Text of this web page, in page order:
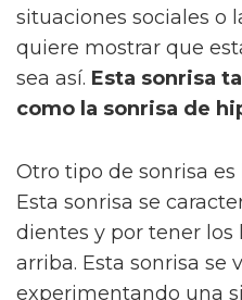
situaciones sociales o
quiere mostrar que
sea así. Esta sonrisa
como la sonrisa de
Otro tipo de sonrisa
Esta sonrisa se
dientes y por tener los
arriba. Esta sonrisa se
experimentando una